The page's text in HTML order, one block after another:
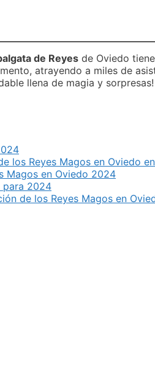
de Reyes de Oviedo
atrayendo a miles de
llena de magia y sorpresas!
los Reyes Magos en Oviedo
Magos en Oviedo 2024
para 2024
de los Reyes Magos en